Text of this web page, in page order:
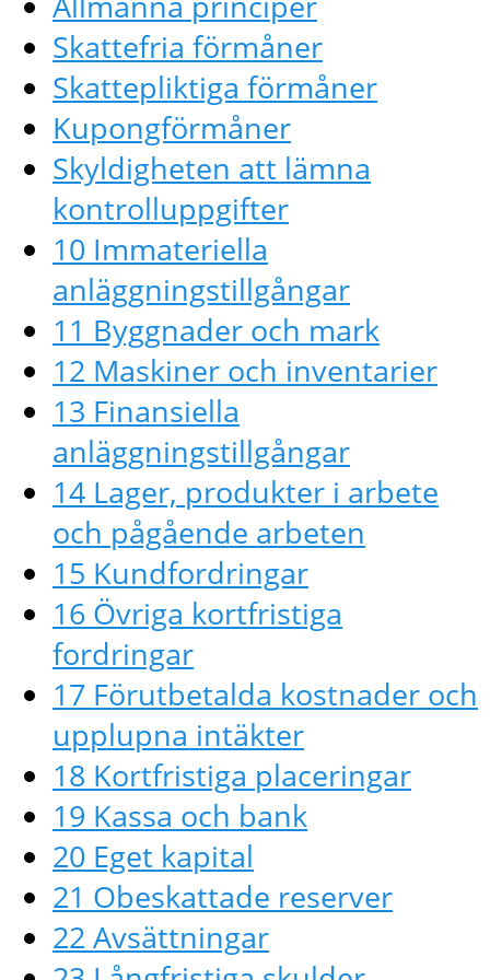
Skattefria förmåner
Skattepliktiga förmåner
Kupongförmåner
Skyldigheten att lämna
kontrolluppgifter
10 Immateriella
anläggningstillgångar
11 Byggnader och mark
12 Maskiner och inventarier
13 Finansiella
anläggningstillgångar
14 Lager, produkter i arbete
och pågående arbeten
15 Kundfordringar
16 Övriga kortfristiga
fordringar
17 Förutbetalda kostnader och
upplupna intäkter
18 Kortfristiga placeringar
19 Kassa och bank
20 Eget kapital
21 Obeskattade reserver
22 Avsättningar